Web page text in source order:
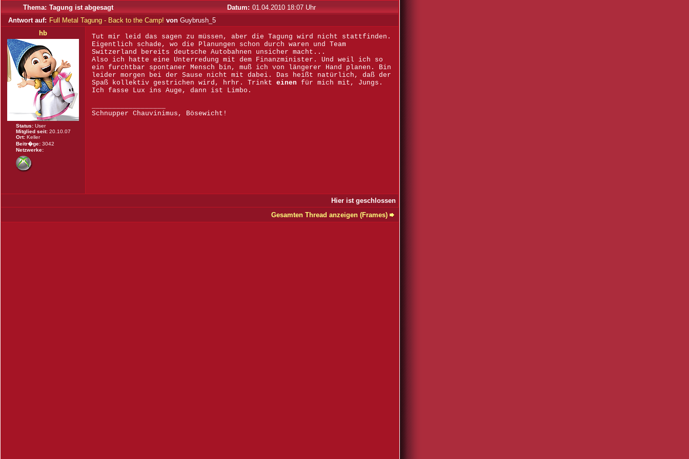
Thema: Tagung ist abgesagt Datum: 01.04.2010 18:07 Uhr
Antwort auf: Full Metal Tagung - Back to the Camp! von Guybrush_5
hb
Status: User
Mitglied seit: 20.10.07
Ort: Keller
Beitr�ge: 3042
Netzwerke:
Tut mir leid das sagen zu müssen, aber die Tagung wird nicht stattfinden.
Eigentlich schade, wo die Planungen schon durch waren und Team
Switzerland bereits deutsche Autobahnen unsicher macht...
Also ich hatte eine Unterredung mit dem Finanzminister. Und weil ich so
ein furchtbar spontaner Mensch bin, muß ich von längerer Hand planen. Bin
leider morgen bei der Sause nicht mit dabei. Das heißt natürlich, daß der
Spaß kollektiv gestrichen wird, hrhr. Trinkt einen für mich mit, Jungs.
Ich fasse Lux ins Auge, dann ist Limbo.
Schnupper Chauvinimus, Bösewicht!
Hier ist geschlossen
Gesamten Thread anzeigen (Frames)